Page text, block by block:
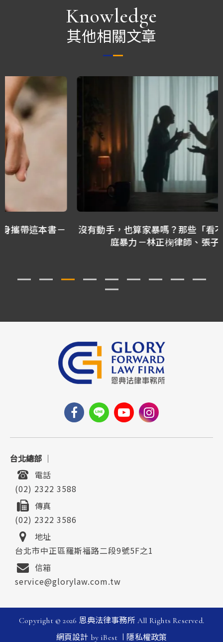
Knowledge
其他相關文章
沒有動手，也算家暴嗎？那些「看不見傷口」的家
庭暴力－林正椈律師、張子潔律師
台北總部 ｜
地址
台北市中正區羅斯福路二段9號5F之1
電話
(02) 2322 3588
傳真
(02) 2322 3586
信箱
service@glorylaw.com.tw
Copyright © 2026 恩典法律事務所 All Rights Reserved.
網頁設計 by iBest | 隱私權政策